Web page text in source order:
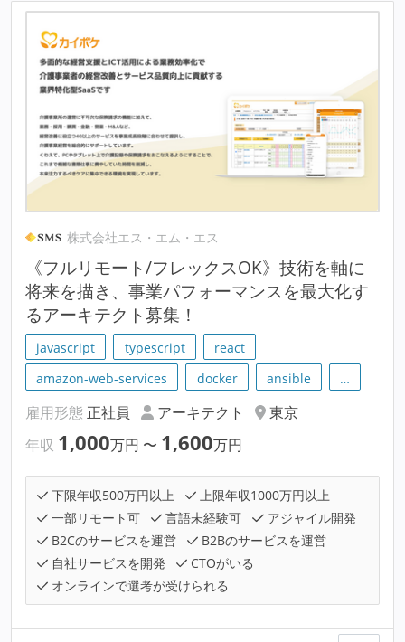
株式会社エス・エム・エス
《フルリモート/フレックスOK》技術を軸に
将来を描き、事業パフォーマンスを最大化す
るアーキテクト募集！
javascript typescript
react
amazon-web-services
docker ansible …
雇用形態 正社員 アーキテクト
東京
年収 1,000万円 〜 1,600万円
下限年収500万円以上
上限年収1000万円以上
一部リモート可
言語未経験可
アジャイル開発
B2Cのサービスを運営
B2Bのサービスを運営
自社サービスを開発
CTOがいる
オンラインで選考が受けられる